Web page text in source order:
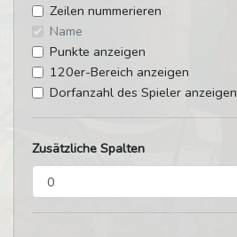
Zeilen nummerieren
Name
Punkte anzeigen
120er-Bereich anzeigen
Dorfanzahl des Spieler anzeigen
Zusätzliche Spalten